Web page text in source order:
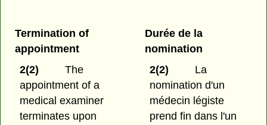
Termination of
appointment
2(2)
The
appointment of a
medical examiner
terminates upon
Durée de la
nomination
2(2)
La
nomination d'un
médecin légiste
prend fin dans l'un